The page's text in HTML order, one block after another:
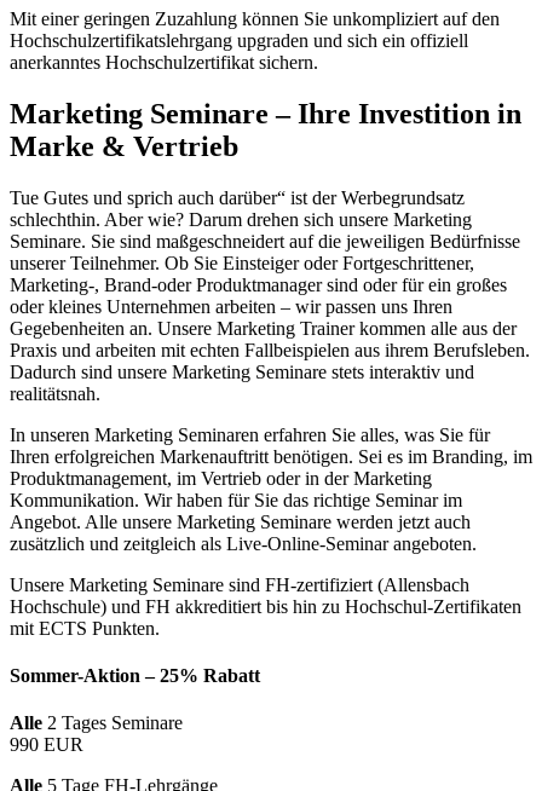
Mit einer geringen Zuzahlung können Sie unkompliziert auf den
Hochschulzertifikatslehrgang upgraden und sich ein offiziell
anerkanntes Hochschulzertifikat sichern.
Marketing Seminare – Ihre Investition in
Marke & Vertrieb
Tue Gutes und sprich auch darüber“ ist der Werbegrundsatz
schlechthin. Aber wie? Darum drehen sich unsere Marketing
Seminare. Sie sind maßgeschneidert auf die jeweiligen Bedürfnisse
unserer Teilnehmer. Ob Sie Einsteiger oder Fortgeschrittener,
Marketing-, Brand-oder Produktmanager sind oder für ein großes
oder kleines Unternehmen arbeiten – wir passen uns Ihren
Gegebenheiten an. Unsere Marketing Trainer kommen alle aus der
Praxis und arbeiten mit echten Fallbeispielen aus ihrem Berufsleben.
Dadurch sind unsere Marketing Seminare stets interaktiv und
realitätsnah.
In unseren Marketing Seminaren erfahren Sie alles, was Sie für
Ihren erfolgreichen Markenauftritt benötigen. Sei es im Branding, im
Produktmanagement, im Vertrieb oder in der Marketing
Kommunikation. Wir haben für Sie das richtige Seminar im
Angebot. Alle unsere Marketing Seminare werden jetzt auch
zusätzlich und zeitgleich als Live-Online-Seminar angeboten.
Unsere Marketing Seminare sind FH-zertifiziert (Allensbach
Hochschule) und FH akkreditiert bis hin zu Hochschul-Zertifikaten
mit ECTS Punkten.
Sommer-Aktion – 25% Rabatt
Alle 2 Tages Seminare
990 EUR
Alle 5 Tage FH-Lehrgänge